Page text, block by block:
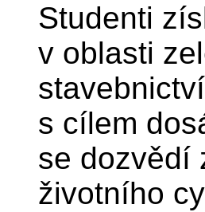
Studenti
v oblasti
s cílem
se dozvědí
životního